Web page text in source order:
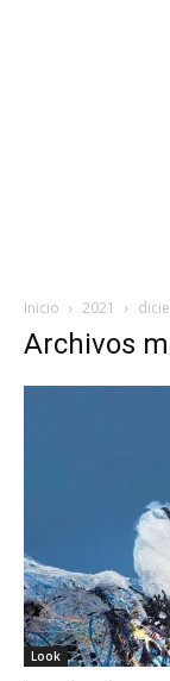
Inicio 2021
Archivos
Look